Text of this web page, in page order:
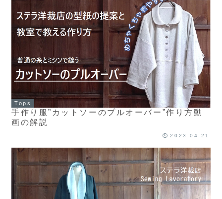
Tops
手作り服”カットソーのプルオーバー”作り方動
画の解説
2023.04.21